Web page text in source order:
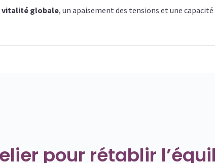
vitalité globale, un apaisement des tensions et une capacité
pour rétablir